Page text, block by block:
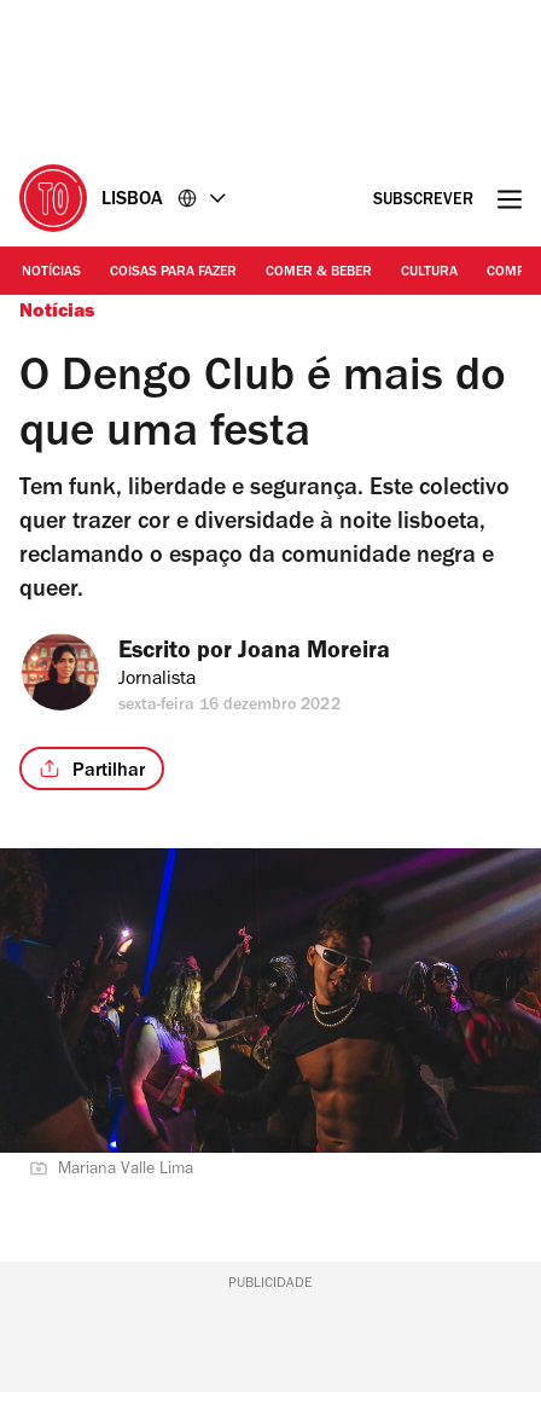
LISBOA SUBSCREVER
NOTÍCIAS COISAS PARA FAZER COMER & BEBER CULTURA
Notícias
O Dengo Club é mais do
que uma festa
Tem funk, liberdade e segurança. Este colectivo
quer trazer cor e diversidade à noite lisboeta,
reclamando o espaço da comunidade negra e
queer.
Escrito por Joana Moreira
Jornalista
sexta-feira 16 dezembro 2022
Partilhar
Mariana Valle Lima
PUBLICIDADE